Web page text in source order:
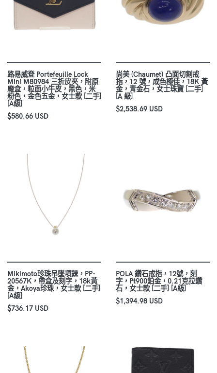
路易威登 Portefeuille Lock
Mini M80984 三折皮夾，附原
廠盒，粒面小牛皮，黑色，米
粉色，金色五金，女士款 [二手]
[A級]
$580.66 USD
尚美 (Chaumet) 凸面切割戒
指，12 號，成色極佳，18K 黃
金，青金石，女士珠寶 [二手]
[A 級]
$2,538.69 USD
Mikimoto珍珠吊墜項鍊，PP-
20567K，帶盒及刻字，18k黃
金，Akoya珍珠，女士款 [二手]
[A級]
$736.17 USD
POLA 鑽石戒指，12號，刻
字，Pt900鉑金，0.21克拉鑽
石，女士款 [二手] [A級]
$1,394.98 USD